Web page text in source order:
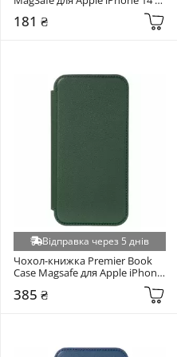
Apple iPhone 7/8/SE 2 (+3)
Google Pixel 10 5G / 10 Pro 5G
Google Pixel 9 / 9 Pro / 10 / 10
Honor 400 (+3)
Huawei P40 Pro (+3)
Huawei P Smart 2021 (+3)
Huawei Y3 2017 (+3)
Huawei Y5 2018 (+3)
Huawei Y6P (+3)
Infinix GT 30 Pro (+3)
Infinix Hot 11S (+3)
181 ₴
Відправка через 5 днів
Чохол-книжка Premier Book
Case Magsafe для Apple iPhone
385 ₴